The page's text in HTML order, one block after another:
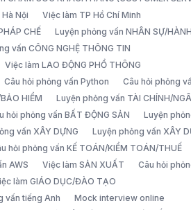
Nội
Việc làm TP Hồ Chí Minh
CHẾ
Luyện phỏng vấn NHÂN SỰ/
vấn CÔNG NGHỆ THÔNG TIN
Việc làm LAO ĐỘNG PHỔ THÔNG
Câu hỏi phỏng vấn Python
Câu hỏi phỏng
HIỂM
Luyện phỏng vấn TÀI CHÍNH/
hỏi phỏng vấn BẤT ĐỘNG SẢN
Luyện
vấn XÂY DỰNG
Luyện phỏng vấn XÂY
hỏi phỏng vấn KẾ TOÁN/KIỂM TOÁN/THUẾ
AWS Việc làm SẢN XUẤT
Câu hỏi
làm GIÁO DỤC/ĐÀO TẠO
vấn tiếng Anh
Mock interview online